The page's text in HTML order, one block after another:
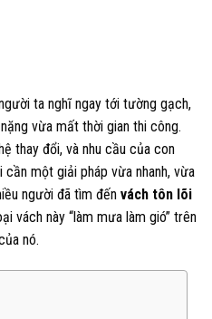
ta nghĩ ngay tới tường gạch,
vừa mất thời gian thi công.
thay đổi, và nhu cầu của con
một giải pháp vừa nhanh, vừa
người đã tìm đến vách tôn lõi
vách này “làm mưa làm gió” trên
nó.